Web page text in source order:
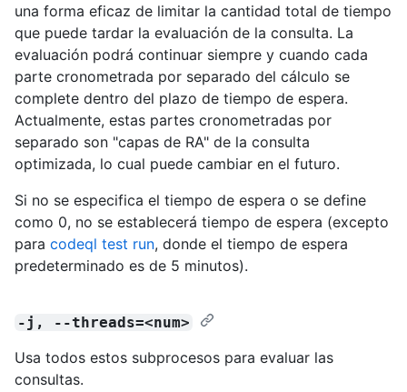
una forma eficaz de limitar la cantidad total de tiempo
que puede tardar la evaluación de la consulta. La
evaluación podrá continuar siempre y cuando cada
parte cronometrada por separado del cálculo se
complete dentro del plazo de tiempo de espera.
Actualmente, estas partes cronometradas por
separado son "capas de RA" de la consulta
optimizada, lo cual puede cambiar en el futuro.
Si no se especifica el tiempo de espera o se define
como 0, no se establecerá tiempo de espera (excepto
para codeql test run, donde el tiempo de espera
predeterminado es de 5 minutos).
-j, --threads=<num>
Usa todos estos subprocesos para evaluar las
consultas.